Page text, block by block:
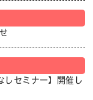
しセミナー】開催し